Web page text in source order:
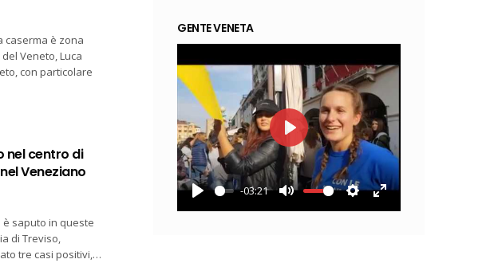
caserma è zona
Veneto, Luca
con particolare
nel centro di
Veneziano
è saputo in queste
di Treviso,
tre casi positivi,…
GENTE VENETA
-03:21
Play